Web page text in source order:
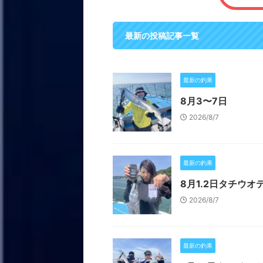
最新の投稿記事一覧
最新の釣果
8月3〜7日
2026/8/7
最新の釣果
8月1.2日タチウオ
2026/8/7
最新の釣果